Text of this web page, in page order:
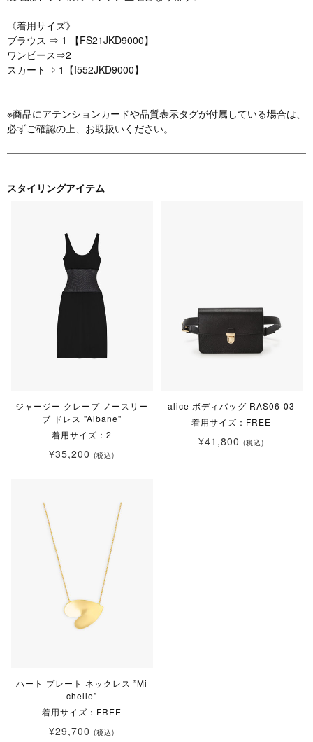
《着用サイズ》
ブラウス ⇒ 1 【FS21JKD9000】
ワンピース⇒2
スカート⇒ 1【I552JKD9000】
※商品にアテンションカードや品質表示タグが付属している場合は、
必ずご確認の上、お取扱いください。
スタイリングアイテム
ジャージー クレープ ノースリー
ブ ドレス "Albane"
着用サイズ：2
¥35,200 (税込)
alice ボディバッグ RAS06-03
着用サイズ：FREE
¥41,800 (税込)
ハート プレート ネックレス ”Mi
chelle”
着用サイズ：FREE
¥29,700 (税込)